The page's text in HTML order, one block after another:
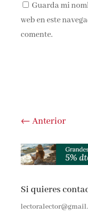
Guarda mi
web en este
comente.
←Anterior
Si quieres